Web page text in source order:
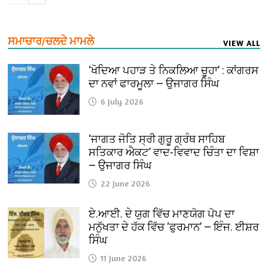
ਸਮਾਚਾਰ/ਚਲਦੇ ਮਾਮਲੇ VIEW ALL
‘ਖੋਦਿਆ ਪਹਾੜ ਤੇ ਨਿਕਲਿਆ ਚੂਹਾ’ : ਕਾਂਗਰਸ
ਦਾ ਨਵਾਂ ਫਾਰਮੂਲਾ — ਉਜਾਗਰ ਸਿੰਘ
6 July 2026
‘ਜਾਗਤ ਜੋਤਿ ਸ੍ਰੀ ਗੁਰੂ ਗ੍ਰੰਥ ਸਾਹਿਬ
ਸਤਿਕਾਰ ਐਕਟ’ ਵਾਦ-ਵਿਵਾਦ ਚਿੰਤਾ ਦਾ ਵਿਸ਼ਾ
— ਉਜਾਗਰ ਸਿੰਘ
22 June 2026
ਏ.ਆਈ. ਦੇ ਯੁਗ ਵਿੱਚ ਮਾਣਯੋਗ ਪੋਪ ਦਾ
ਮਨੁੱਖਤਾ ਦੇ ਹੱਕ ਵਿੱਚ ‘ਫੁਰਮਾਨ’ — ਇੰਜ. ਈਸ਼ਰ
ਸਿੰਘ
11 June 2026